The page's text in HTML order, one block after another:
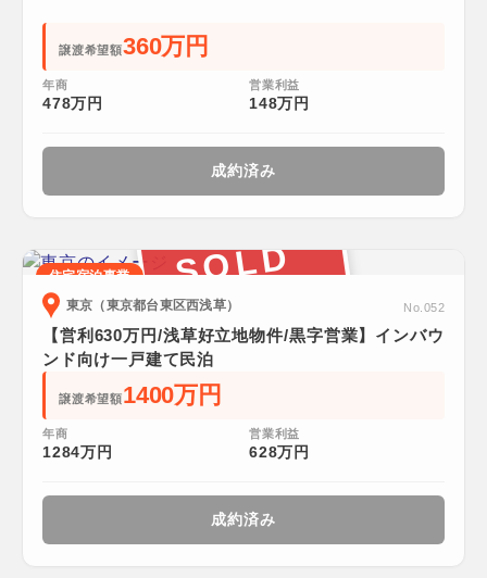
譲渡希望額360万円
年商
478万円
営業利益
148万円
成約済み
SOLD
住宅宿泊事業
東京（東京都台東区西浅草）
No.052
【営利630万円/浅草好立地物件/黒字営業】インバウ
ンド向け一戸建て民泊
譲渡希望額1400万円
年商
1284万円
営業利益
628万円
成約済み